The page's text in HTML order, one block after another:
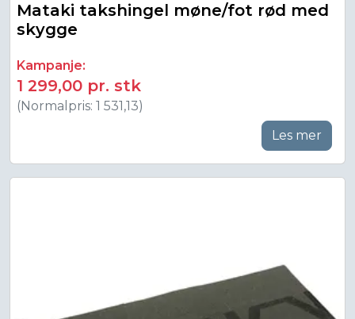
Mataki takshingel møne/fot rød med
skygge
Kampanje:
1 299,00 pr. stk
(Normalpris: 1 531,13)
Les mer